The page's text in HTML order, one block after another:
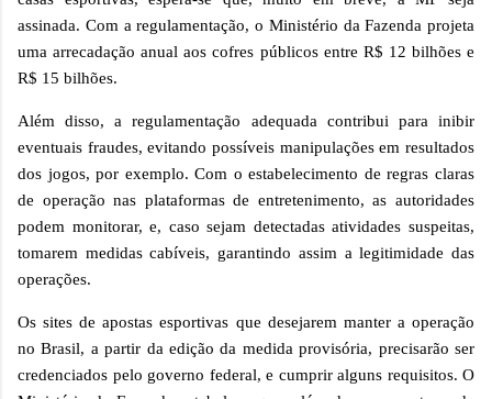
assinada. Com a regulamentação, o Ministério da Fazenda projeta
uma arrecadação anual aos cofres públicos entre R$ 12 bilhões e
R$ 15 bilhões.
Além disso, a regulamentação adequada contribui para inibir
eventuais fraudes, evitando possíveis manipulações em resultados
dos jogos, por exemplo. Com o estabelecimento de regras claras
de operação nas plataformas de entretenimento, as autoridades
podem monitorar, e, caso sejam detectadas atividades suspeitas,
tomarem medidas cabíveis, garantindo assim a legitimidade das
operações.
Os sites de apostas esportivas que desejarem manter a operação
no Brasil, a partir da edição da medida provisória, precisarão ser
credenciados pelo governo federal, e cumprir alguns requisitos. O